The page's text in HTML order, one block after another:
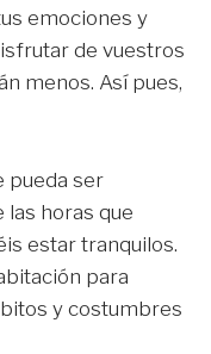
emociones y
de vuestros
menos. Así pues,
pueda ser
horas que
estar tranquilos.
para
y costumbres